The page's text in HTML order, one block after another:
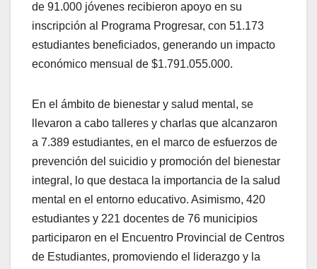
de 91.000 jóvenes recibieron apoyo en su
inscripción al Programa Progresar, con 51.173
estudiantes beneficiados, generando un impacto
económico mensual de $1.791.055.000.
En el ámbito de bienestar y salud mental, se
llevaron a cabo talleres y charlas que alcanzaron
a 7.389 estudiantes, en el marco de esfuerzos de
prevención del suicidio y promoción del bienestar
integral, lo que destaca la importancia de la salud
mental en el entorno educativo. Asimismo, 420
estudiantes y 221 docentes de 76 municipios
participaron en el Encuentro Provincial de Centros
de Estudiantes, promoviendo el liderazgo y la